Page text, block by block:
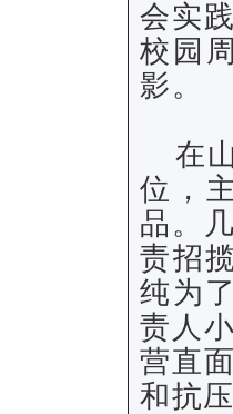
会实
校园
影。
在
位，
品。
责招
纯为
责人
营直
和抗